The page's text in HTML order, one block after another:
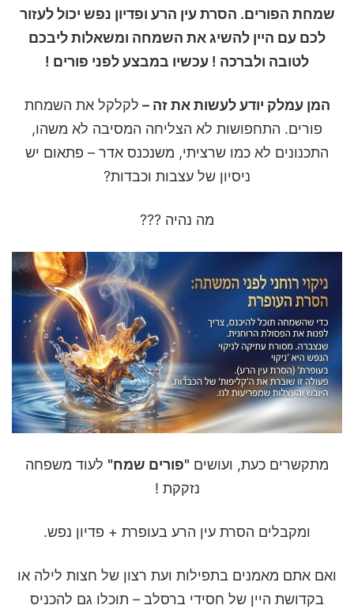
שמחת הפורים. הסרת עין הרע ופדיון נפש יכול לעזור
לכם עם היין להשיג את השמחה ומשאלות ליבכם
לטובה ולברכה ! עכשיו במבצע לפני פורים !
המן עמלק יודע לעשות את זה – לקלקל את השמחת
פורים. התחפושות לא הצליחה המסיבה לא משהו,
התכנונים לא כמו שרציתי, משנכנס אדר – פתאום יש
ניסיון של עצבות וכבדות?
מה נהיה ???
מתקשרים כעת, ועושים "פורים שמח" לעוד משפחה
נזקקת !
ומקבלים הסרת עין הרע בעופרת + פדיון נפש.
ואם אתם מאמנים בתפילות ועת רצון של חצות לילה או
בקדושת היין של חסידי ברסלב – תוכלו גם להכניס